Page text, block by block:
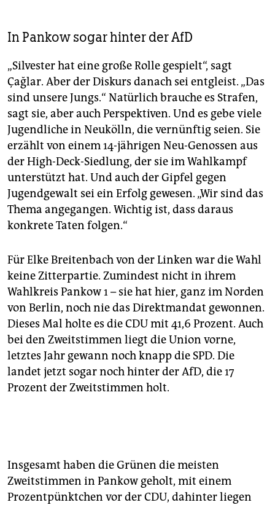
In Pankow sogar hinter der AfD
„Silvester hat eine große Rolle gespielt“, sagt
Çağlar. Aber der Diskurs danach sei entgleist. „Das
sind unsere Jungs.“ Natürlich brauche es Strafen,
sagt sie, aber auch Perspektiven. Und es gebe viele
Jugendliche in Neukölln, die vernünftig seien. Sie
erzählt von einem 14-jährigen Neu-Genossen aus
der High-Deck-Siedlung, der sie im Wahlkampf
unterstützt hat. Und auch der Gipfel gegen
Jugendgewalt sei ein Erfolg gewesen. „Wir sind das
Thema angegangen. Wichtig ist, dass daraus
konkrete Taten folgen.“
Für Elke Breitenbach von der Linken war die Wahl
keine Zitterpartie. Zumindest nicht in ihrem
Wahlkreis Pankow 1 – sie hat hier, ganz im Norden
von Berlin, noch nie das Direktmandat gewonnen.
Dieses Mal holte es die CDU mit 41,6 Prozent. Auch
bei den Zweitstimmen liegt die Union vorne,
letztes Jahr gewann noch knapp die SPD. Die
landet jetzt sogar noch hinter der AfD, die 17
Prozent der Zweitstimmen holt.
Insgesamt haben die Grünen die meisten
Zweitstimmen in Pankow geholt, mit einem
Prozentpünktchen vor der CDU, dahinter liegen